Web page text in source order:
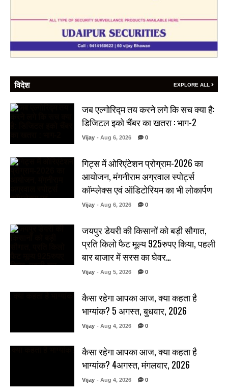
विदेश EXPLORE ALL
जब एल्गोरिद्म तय करने लगे कि सच क्या है:
डिजिटल इको चैंबर का खतरा : भाग-2
Vijay - Aug 6, 2026 0
गिट्स में ओरिएंटेशन प्रोग्राम-2026 का
आयोजन, मंगनीराम अग्रवाल स्पोर्ट्स
कॉम्प्लेक्स एवं ऑडिटोरियम का भी लोकार्पण
Vijay - Aug 6, 2026 0
जयपुर डेयरी की किसानों को बड़ी सौगात,
प्रति किलो फैट मूल्य 925रुपए किया, पहली
बार बाजार में सरस का घेवर…
Vijay - Aug 5, 2026 0
कैसा रहेगा आपका आज, क्या कहता है
भाग्यांक? 5 अगस्त, बुधवार, 2026
Vijay - Aug 4, 2026 0
कैसा रहेगा आपका आज, क्या कहता है
भाग्यांक? 4अगस्त, मंगलवार, 2026
Vijay - Aug 4, 2026 0